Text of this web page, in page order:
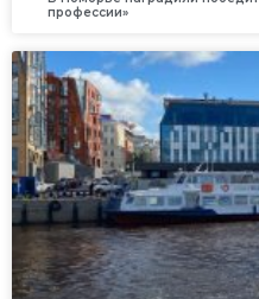
профессии»